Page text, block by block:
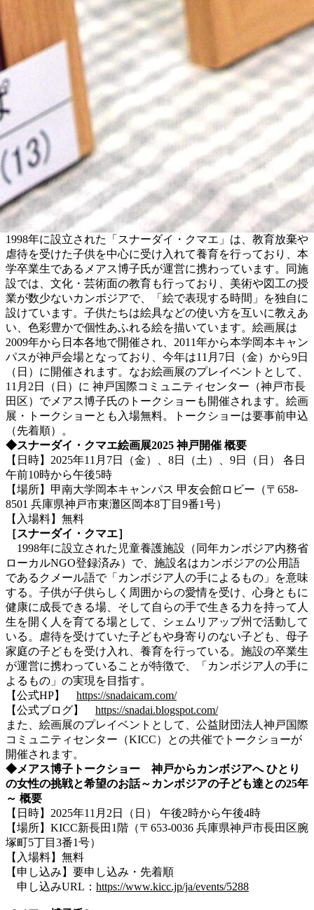
1998年に設立された「スナーダイ・クマエ」は、教育放棄や
虐待を受けた子供を中心に受け入れて養育を行っており、本
学卒業生であるメアス博子氏が運営に携わっています。同施
設では、文化・芸術面の教育も行っており、美術や図工の授
業が数少ないカンボジアで、「絵で表現する時間」を独自に
設けています。子供たちは絵具などの使い方を互いに教えあ
い、色彩豊かで個性あふれる絵を描いています。絵画展は
2009年から日本各地で開催され、2011年から本学岡本キャン
パスが神戸会場となっており、今年は11月7日（金）から9日
（日）に開催されます。なお絵画展のプレイベントとして、
11月2日（日）に 神戸国際コミュニティセンター（神戸市長
田区）でメアス博子氏のトークショーも開催されます。絵画
展・トークショーとも入場無料。トークショーは要事前申込
（先着順）。
◆スナーダイ・クマエ絵画展2025 神戸開催 概要
【日時】2025年11月7日（金）、8日（土）、9日（日） 各日
午前10時から午後5時
【場所】甲南大学岡本キャンパス 甲友会館ロビー（〒658-
8501 兵庫県神戸市東灘区岡本8丁目9番1号）
【入場料】無料
［スナーダイ・クマエ］
1998年に設立された児童養護施設（同年カンボジア内務省
ローカルNGO登録済み）で、施設名はカンボジアの公用語
であるクメール語で「カンボジア人の手によるもの」を意味
する。子供が子供らしく周囲からの愛情を受け、心身ともに
健康に成長できる場、そして自らの手で生きる力を持って人
生を開く人を育てる場として、シェムリアップ州で活動して
いる。虐待を受けていた子どもや身寄りのない子ども、母子
家庭の子どもを受け入れ、養育を行っている。施設の卒業生
が運営に携わっていることが特徴で、「カンボジア人の手に
よるもの」の実現を目指す。
【公式HP】 https://snadaicam.com/
【公式ブログ】 https://snadai.blogspot.com/
また、絵画展のプレイベントとして、公益財団法人神戸国際
コミュニティセンター（KICC）との共催でトークショーが
開催されます。
◆メアス博子トークショー 神戸からカンボジアへ ひとり
の女性の挑戦と希望のお話～カンボジアの子ども達との25年
～ 概要
【日時】2025年11月2日（日） 午後2時から午後4時
【場所】KICC新長田1階（〒653-0036 兵庫県神戸市長田区腕
塚町5丁目3番1号）
【入場料】無料
【申し込み】要申し込み・先着順
申し込みURL： https://www.kicc.jp/ja/events/5288